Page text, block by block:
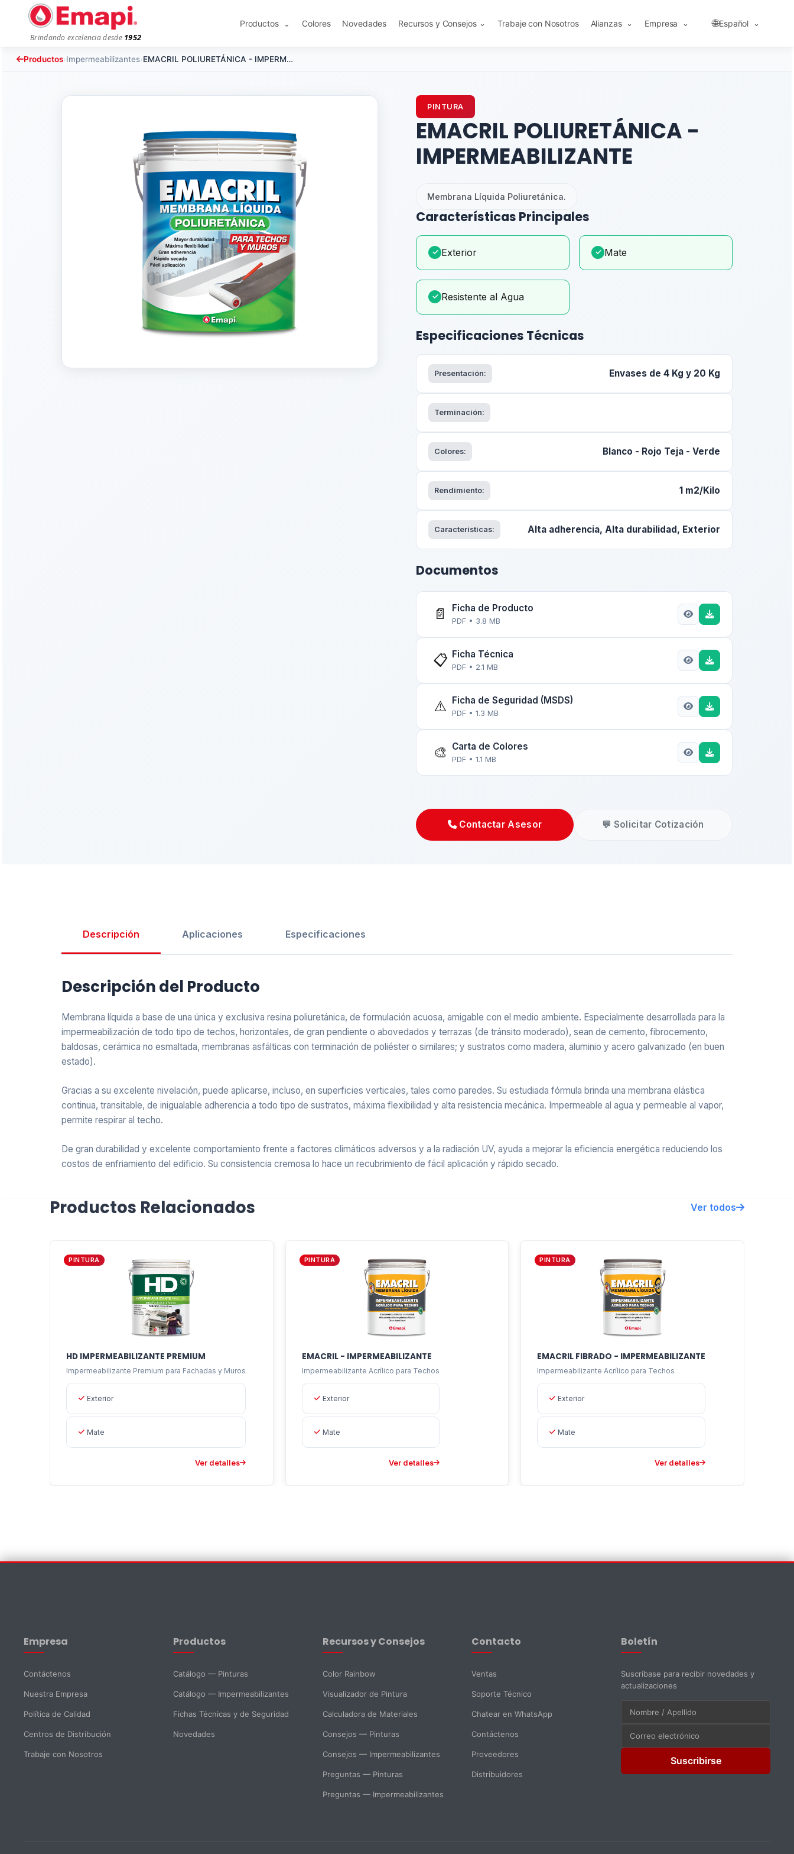
Brindando excelencia desde 1952
Productos ⌄ Colores Novedades Recursos y Consejos ⌄ Trabaje con Nosotros Alianzas ⌄ Empresa ⌄ 🌐Español ⌄
Productos›Impermeabilizantes› EMACRIL POLIURETÁNICA - IMPERMEABILIZANTE
PINTURA
EMACRIL POLIURETÁNICA -
IMPERMEABILIZANTE
Membrana Líquida Poliuretánica.
Características Principales
✓ Exterior ✓ Mate
✓ Resistente al Agua
Especificaciones Técnicas
Presentación: Envases de 4 Kg y 20 Kg
Terminación:
Colores: Blanco - Rojo Teja - Verde
Rendimiento: 1 m2/Kilo
Características: Alta adherencia, Alta durabilidad, Exterior
Documentos
📄 Ficha de Producto
PDF • 3.8 MB
📋 Ficha Técnica
PDF • 2.1 MB
⚠️ Ficha de Seguridad (MSDS)
PDF • 1.3 MB
🎨 Carta de Colores
PDF • 1.1 MB
Contactar Asesor 💬 Solicitar Cotización
Descripción Aplicaciones Especificaciones
Descripción del Producto
Membrana líquida a base de una única y exclusiva resina poliuretánica, de formulación acuosa, amigable con el medio ambiente. Especialmente desarrollada para la
impermeabilización de todo tipo de techos, horizontales, de gran pendiente o abovedados y terrazas (de tránsito moderado), sean de cemento, fibrocemento,
baldosas, cerámica no esmaltada, membranas asfálticas con terminación de poliéster o similares; y sustratos como madera, aluminio y acero galvanizado (en buen
estado).
Gracias a su excelente nivelación, puede aplicarse, incluso, en superficies verticales, tales como paredes. Su estudiada fórmula brinda una membrana elástica
continua, transitable, de inigualable adherencia a todo tipo de sustratos, máxima flexibilidad y alta resistencia mecánica. Impermeable al agua y permeable al vapor,
permite respirar al techo.
De gran durabilidad y excelente comportamiento frente a factores climáticos adversos y a la radiación UV, ayuda a mejorar la eficiencia energética reduciendo los
costos de enfriamiento del edificio. Su consistencia cremosa lo hace un recubrimiento de fácil aplicación y rápido secado.
Productos Relacionados Ver todos
PINTURA
HD IMPERMEABILIZANTE PREMIUM
Impermeabilizante Premium para Fachadas y Muros
Exterior
Mate
Ver detalles
PINTURA
EMACRIL - IMPERMEABILIZANTE
Impermeabilizante Acrílico para Techos
Exterior
Mate
Ver detalles
PINTURA
EMACRIL FIBRADO - IMPERMEABILIZANTE
Impermeabilizante Acrílico para Techos
Exterior
Mate
Ver detalles
Email * Teléfono
DNI * País *
Empresa
Contáctenos
Nuestra Empresa
Política de Calidad
Centros de Distribución
Trabaje con Nosotros
Productos
Catálogo — Pinturas
Catálogo — Impermeabilizantes
Fichas Técnicas y de Seguridad
Novedades
Recursos y Consejos
Color Rainbow
Visualizador de Pintura
Calculadora de Materiales
Consejos — Pinturas
Consejos — Impermeabilizantes
Preguntas — Pinturas
Preguntas — Impermeabilizantes
Contacto
Ventas
Soporte Técnico
Chatear en WhatsApp
Contáctenos
Proveedores
Distribuidores
Boletín
Suscríbase para recibir novedades y
actualizaciones
Suscribirse